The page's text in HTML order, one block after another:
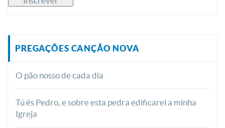
PREGAÇÕES CANÇÃO NOVA
O pão nosso de cada dia
Tú és Pedro, e sobre esta pedra edificarei a minha
Igreja